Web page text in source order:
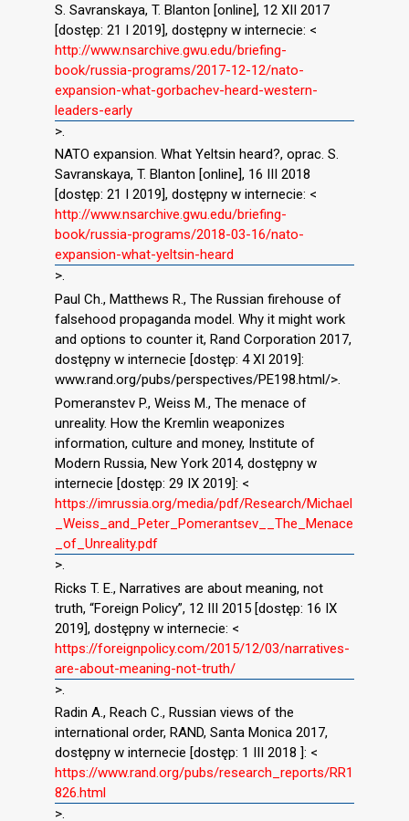
S. Savranskaya, T. Blanton [online], 12 XII 2017
[dostęp: 21 I 2019], dostępny w internecie: <
http://www.nsarchive.gwu.edu/briefing-
book/russia-programs/2017-12-12/nato-
expansion-what-gorbachev-heard-western-
leaders-early
>.
NATO expansion. What Yeltsin heard?, oprac. S.
Savranskaya, T. Blanton [online], 16 III 2018
[dostęp: 21 I 2019], dostępny w internecie: <
http://www.nsarchive.gwu.edu/briefing-
book/russia-programs/2018-03-16/nato-
expansion-what-yeltsin-heard
>.
Paul Ch., Matthews R., The Russian firehouse of
falsehood propaganda model. Why it might work
and options to counter it, Rand Corporation 2017,
dostępny w internecie [dostęp: 4 XI 2019]:
www.rand.org/pubs/perspectives/PE198.html/>.
Pomeranstev P., Weiss M., The menace of
unreality. How the Kremlin weaponizes
information, culture and money, Institute of
Modern Russia, New York 2014, dostępny w
internecie [dostęp: 29 IX 2019]: <
https://imrussia.org/media/pdf/Research/Michael
_Weiss_and_Peter_Pomerantsev__The_Menace
_of_Unreality.pdf
>.
Ricks T. E., Narratives are about meaning, not
truth, “Foreign Policy”, 12 III 2015 [dostęp: 16 IX
2019], dostępny w internecie: <
https://foreignpolicy.com/2015/12/03/narratives-
are-about-meaning-not-truth/
>.
Radin A., Reach C., Russian views of the
international order, RAND, Santa Monica 2017,
dostępny w internecie [dostęp: 1 III 2018 ]: <
https://www.rand.org/pubs/research_reports/RR1
826.html
>.